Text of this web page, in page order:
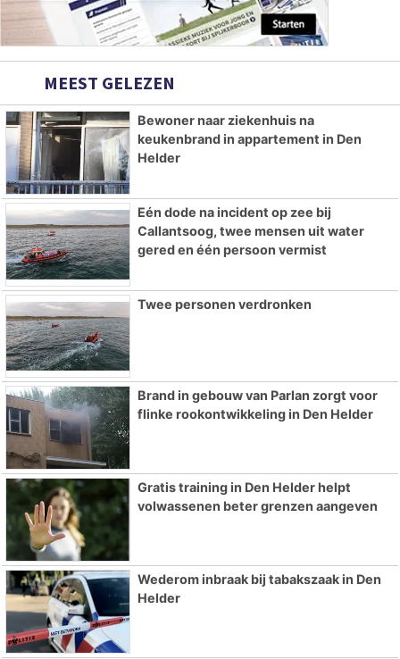
MEEST GELEZEN
Bewoner naar ziekenhuis na
keukenbrand in appartement in Den
Helder
Eén dode na incident op zee bij
Callantsoog, twee mensen uit water
gered en één persoon vermist
Twee personen verdronken
Brand in gebouw van Parlan zorgt voor
flinke rookontwikkeling in Den Helder
Gratis training in Den Helder helpt
volwassenen beter grenzen aangeven
Wederom inbraak bij tabakszaak in Den
Helder